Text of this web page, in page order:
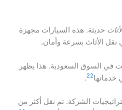
حديثة. هذه السيارات مجهزة
نقل الأثاث بسرعة وأمان.
أكثر من 10 سنوات في السوق السعودية. هذا يظهر
خدماتها22
.
الشركة. تم نقل أكثر من